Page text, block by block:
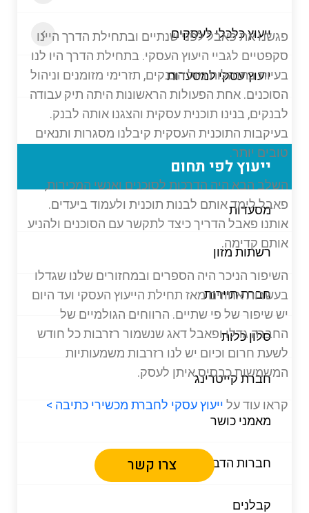
ייעוץ כלכלי לעסקים
ייעוץ עסקי למסעדות
ייעוץ לפי תחום
מסעדות
רשתות מזון
חברת תיירות
סלון כלות
חברת קייטרינג
מאמני כושר
חברות הדברה
קבלנים
פגשנו את פאבל לפני שנתיים ובתחילת הדרך היינו
סקפטיים לגביי היעוץ העסקי. בתחילת הדרך היו לנו
בעיות בתנהלות מול הבנקים, תזרימי מזומנים וניהול
הסוכנים. אחת הפעולות הראשונות היתה תיק עבודה
לבנקים, בנינו תוכנית עסקית והצגנו אותה לבנק.
בעיקבות התוכנית העסקית קיבלנו מסגרות ותנאים
טובים יותר.
השלב הבא היה הדרכות לסוכנים ואנשי המכירות,
פאבל לימד אותם לבנות תוכנית ולעמוד ביעדים.
אותנו פאבל הדריך כיצד לתקשר עם הסוכנים ולהניע
אותם קדימה.
השיפור הניכר היה הספרים ובמחזורים שלנו שגדלו
בעשרות אחוזים מאז תחילת הייעוץ העסקי ועד היום
יש שיפור של פי שתיים. הרווחים הגולמיים של
החברה גדלו ופאבל דאג שנשמור רזרבות כל חודש
לשעת חרום וכיום יש לנו רזרבות משמעותיות
המשמשות כבסיס איתן לעסק.
קראו עוד על ייעוץ עסקי לחברת מכשירי כתיבה >
צרו קשר